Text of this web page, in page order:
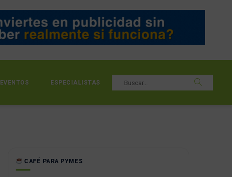
EVENTOS ESPECIALISTAS
CAFÉ PARA PYMES